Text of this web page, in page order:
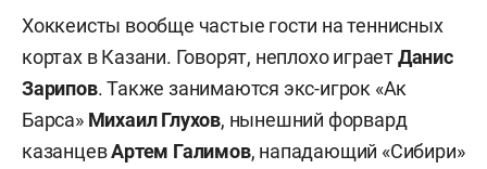
Хоккеисты вообще частые гости на теннисных
кортах в Казани. Говорят, неплохо играетДанис
Зарипов. Также занимаются экс-игрок «Ак
Барса» Михаил Глухов, нынешний форвард
казанцевАртем Галимов, нападающий «Сибири»